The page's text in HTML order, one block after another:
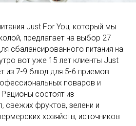
Just For You, который мы
предлагает на выбор 27
сбалансированного питания на
вот уже 15 лет клиенты Just
из 7-9 блюд для 5-6 приемов
поваров и
состоят из
свежих фруктов, зелени и
хозяйств, источников